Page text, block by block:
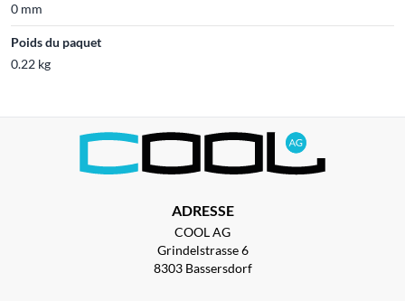
0 mm
Poids du paquet
0.22 kg
ADRESSE
COOL AG
Grindelstrasse 6
8303 Bassersdorf